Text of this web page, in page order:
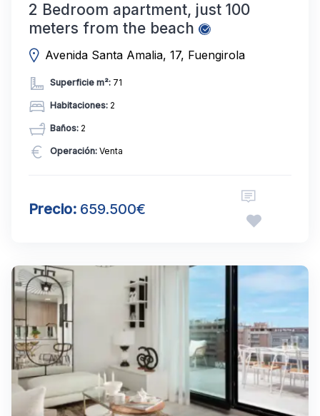
2 Bedroom apartment, just 100
meters from the beach
Avenida Santa Amalia, 17, Fuengirola
Superficie m²: 71
Habitaciones: 2
Baños: 2
Operación: Venta
Precio: 659.500€